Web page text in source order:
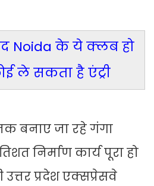
Noida के ये क्लब हो
ले सकता है एंट्री
बनाए जा रहे गंगा
निर्माण कार्य पूरा हो
उत्तर प्रदेश एक्सप्रेसवे